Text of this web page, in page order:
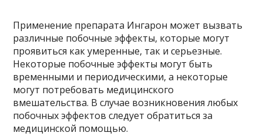
Применение препарата Ингарон может вызвать
различные побочные эффекты, которые могут
проявиться как умеренные, так и серьезные.
Некоторые побочные эффекты могут быть
временными и периодическими, а некоторые
могут потребовать медицинского
вмешательства. В случае возникновения любых
побочных эффектов следует обратиться за
медицинской помощью.